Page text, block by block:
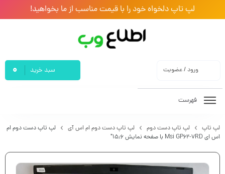
لپ تاپ دلخواه خود را با قیمت مناسب از ما بخواهید!
ورود / عضویت سبد خرید 0
فهرست
لپ تاپ لپ تاپ دست دوم لپ تاپ دست دوم ام اس آی
لپ تاپ دست دوم ام
اس ای Msi GP62-7RD با صفحه نمایش ۱۵٫۶″